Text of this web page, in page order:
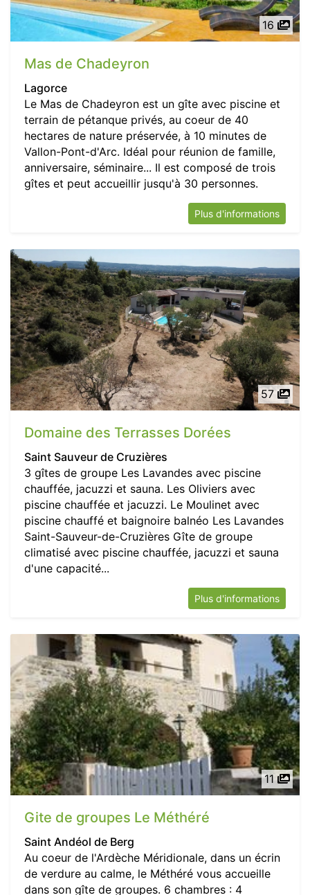
16
Mas de Chadeyron
Lagorce
Le Mas de Chadeyron est un gîte avec piscine et
terrain de pétanque privés, au coeur de 40
hectares de nature préservée, à 10 minutes de
Vallon-Pont-d'Arc. Idéal pour réunion de famille,
anniversaire, séminaire... Il est composé de trois
gîtes et peut accueillir jusqu'à 30 personnes.
Plus d'informations
57
Domaine des Terrasses Dorées
Saint Sauveur de Cruzières
3 gîtes de groupe Les Lavandes avec piscine
chauffée, jacuzzi et sauna. Les Oliviers avec
piscine chauffée et jacuzzi. Le Moulinet avec
piscine chauffé et baignoire balnéo Les Lavandes
Saint-Sauveur-de-Cruzières Gîte de groupe
climatisé avec piscine chauffée, jacuzzi et sauna
d'une capacité...
Plus d'informations
11
Gite de groupes Le Méthéré
Saint Andéol de Berg
Au coeur de l'Ardèche Méridionale, dans un écrin
de verdure au calme, le Méthéré vous accueille
dans son gîte de groupes. 6 chambres : 4